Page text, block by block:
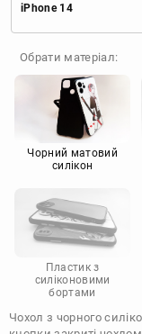
Apple
Huawei
TECNO
Google
Doogee
Infinix
Sony
Motorola
iPhone 14
Обрати матеріал:
Чорний матовий
силікон
Пластик з
силіконовими
бортами
Чохол з чорного